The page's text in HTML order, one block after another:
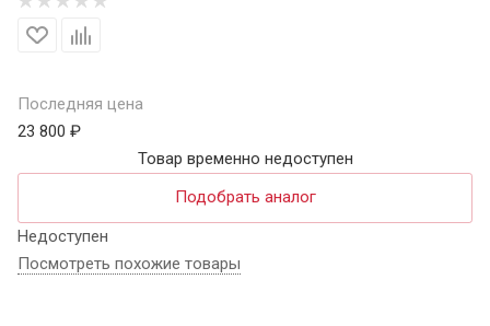
Последняя цена
23 800 ₽
Товар временно недоступен
Подобрать аналог
Недоступен
Посмотреть похожие товары